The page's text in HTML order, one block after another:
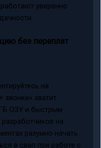
уверенно
без переплат
на
звонки» хватит
ОЗУ и быстрым
на
разумно начать
в свап при работе с